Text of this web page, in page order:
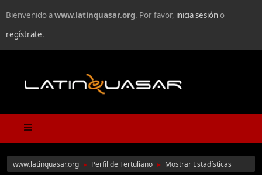
Bienvenido awww.latinquasar.org. Por favor, inicia sesióno
regístrate.
www.latinquasar.org ► Perfil de Tertuliano ► Mostrar Estadísticas